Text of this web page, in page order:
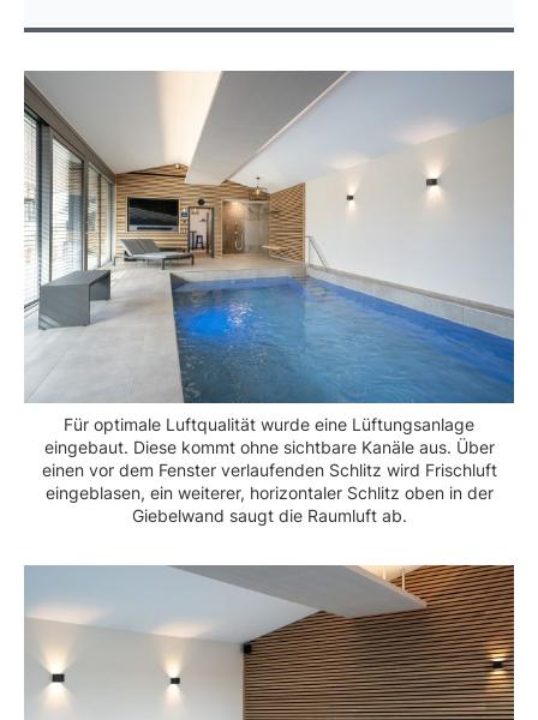
Für optimale Luftqualität wurde eine Lüftungsanlage
eingebaut. Diese kommt ohne sichtbare Kanäle aus. Über
einen vor dem Fenster verlaufenden Schlitz wird Frischluft
eingeblasen, ein weiterer, horizontaler Schlitz oben in der
Giebelwand saugt die Raumluft ab.